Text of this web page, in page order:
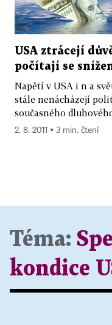
USA ztrácejí
počítají se
Napětí v USA i n a
stále nenácházejí
současného
2. 8. 2011 ▪ 3 min. čtení
Téma:
kondice